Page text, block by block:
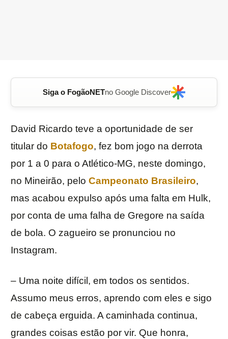
Siga o FogãoNETno Google Discover
David Ricardo teve a oportunidade de ser
titular do Botafogo, fez bom jogo na derrota
por 1 a 0 para o Atlético-MG, neste domingo,
no Mineirão, pelo Campeonato Brasileiro,
mas acabou expulso após uma falta em Hulk,
por conta de uma falha de Gregore na saída
de bola. O zagueiro se pronunciou no
Instagram.
– Uma noite difícil, em todos os sentidos.
Assumo meus erros, aprendo com eles e sigo
de cabeça erguida. A caminhada continua,
grandes coisas estão por vir. Que honra,